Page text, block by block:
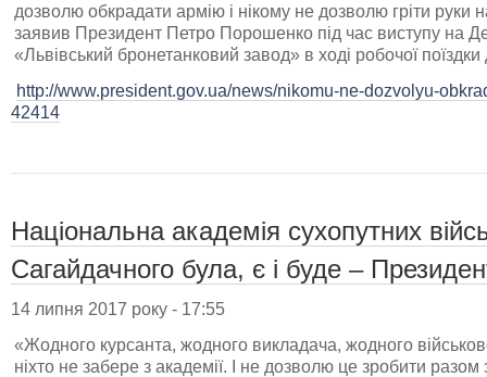
дозволю обкрадати армію і нікому не дозволю гріти
заявив Президент Петро Порошенко під час виступу на
«Львівський бронетанковий завод» в ході робочої поїздки
http://www.president.gov.ua/news/nikomu-ne-dozvolyu-
42414
Національна академія сухопутних
Сагайдачного була, є і буде –
14 липня 2017 року - 17:55
«Жодного курсанта, жодного викладача, жодного
ніхто не забере з академії. І не дозволю це зробити